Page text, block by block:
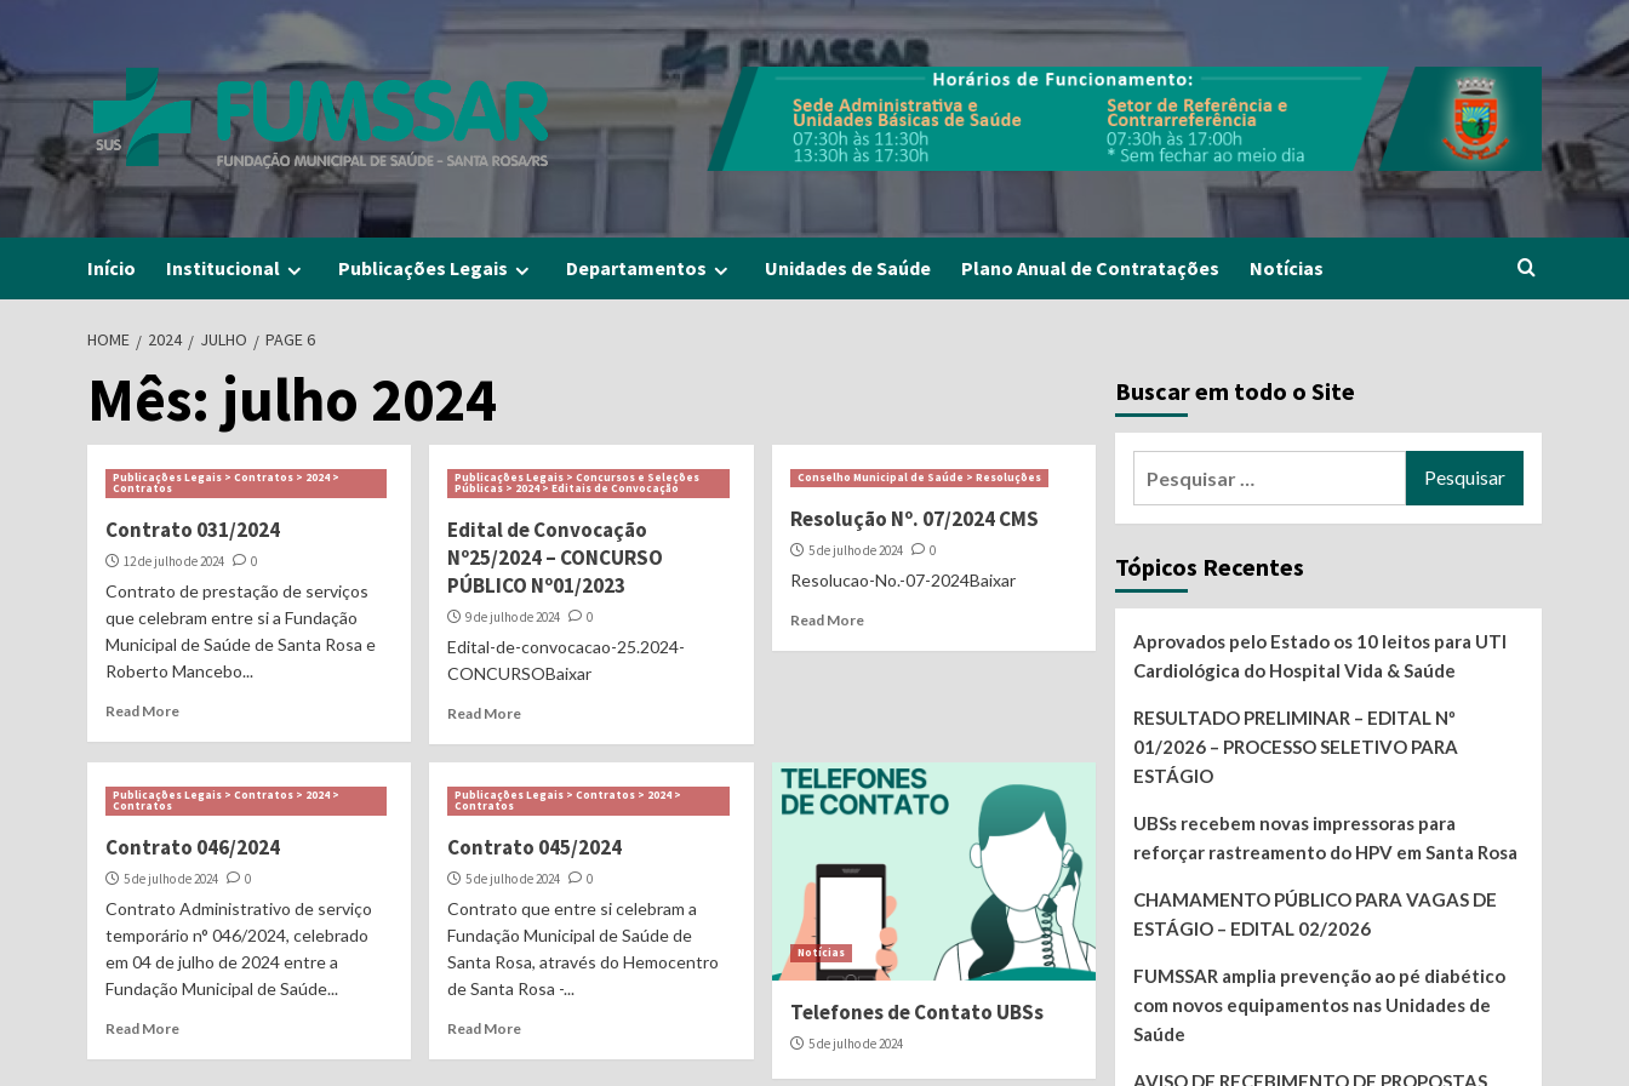
content
Início Institucional Publicações Legais Departamentos Unidades de Saúde Plano Anual de Contratações Notícias
HOME 2024 JULHO PAGE 6
Mês: julho 2024
Publicações Legais > Contratos > 2024 >
Contratos
Contrato 031/2024
12 de julho de 2024 0
Contrato de prestação de serviços
que celebram entre si a Fundação
Municipal de Saúde de Santa Rosa e
Roberto Mancebo...
Read More
Publicações Legais > Concursos e Seleções
Públicas > 2024 > Editais de Convocação
Edital de Convocação
Nº25/2024 – CONCURSO
PÚBLICO Nº01/2023
9 de julho de 2024 0
Edital-de-convocacao-25.2024-
CONCURSOBaixar
Read More
Conselho Municipal de Saúde > Resoluções
Resolução Nº. 07/2024 CMS
5 de julho de 2024 0
Resolucao-No.-07-2024Baixar
Read More
Publicações Legais > Contratos > 2024 >
Contratos
Contrato 046/2024
5 de julho de 2024 0
Contrato Administrativo de serviço
temporário n° 046/2024, celebrado
em 04 de julho de 2024 entre a
Fundação Municipal de Saúde...
Read More
Publicações Legais > Contratos > 2024 >
Contratos
Contrato 045/2024
5 de julho de 2024 0
Contrato que entre si celebram a
Fundação Municipal de Saúde de
Santa Rosa, através do Hemocentro
de Santa Rosa -...
Read More
Notícias
Telefones de Contato UBSs
5 de julho de 2024
Buscar em todo o Site
Tópicos Recentes
Aprovados pelo Estado os 10 leitos para UTI
Cardiológica do Hospital Vida & Saúde
RESULTADO PRELIMINAR – EDITAL Nº
01/2026 – PROCESSO SELETIVO PARA
ESTÁGIO
UBSs recebem novas impressoras para
reforçar rastreamento do HPV em Santa Rosa
CHAMAMENTO PÚBLICO PARA VAGAS DE
ESTÁGIO – EDITAL 02/2026
FUMSSAR amplia prevenção ao pé diabético
com novos equipamentos nas Unidades de
Saúde
AVISO DE RECEBIMENTO DE PROPOSTAS